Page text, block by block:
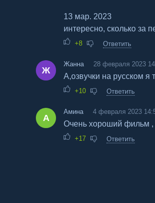
13 мар. 2023
интересно, сколько за
+8 Ответить
Ж
Жанна 28 февраля 2023
А,озвучки на русском я
+10 Ответить
А
Амина 4 февраля 2023
Очень хороший фильм ,
+17 Ответить